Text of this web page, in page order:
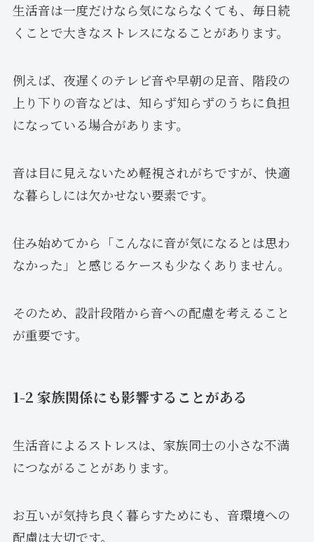
生活音は一度だけなら気にならなくても、毎日続
くことで大きなストレスになることがあります。
例えば、夜遅くのテレビ音や早朝の足音、階段の
上り下りの音などは、知らず知らずのうちに負担
になっている場合があります。
音は目に見えないため軽視されがちですが、快適
な暮らしには欠かせない要素です。
住み始めてから「こんなに音が気になるとは思わ
なかった」と感じるケースも少なくありません。
そのため、設計段階から音への配慮を考えること
が重要です。
1-2 家族関係にも影響することがある
生活音によるストレスは、家族同士の小さな不満
につながることがあります。
お互いが気持ち良く暮らすためにも、音環境への
配慮は大切です。